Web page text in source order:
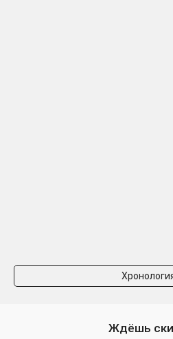
Ждёшь